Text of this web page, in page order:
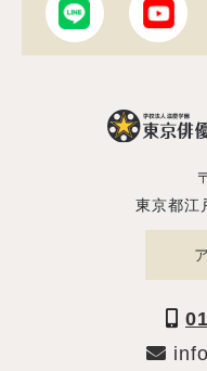
東京都江